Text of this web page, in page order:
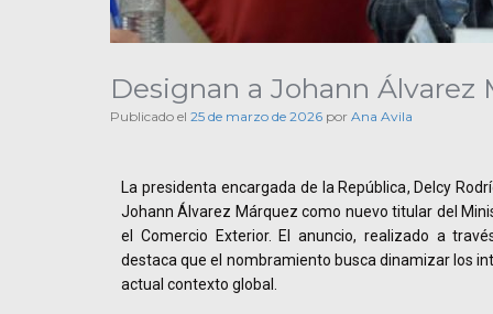
Designan a Johann
Publicado el 25 de marzo de 2026 por Ana Avila
La presidenta encargada de la República, Delcy
Johann Álvarez Márquez como nuevo titular del
el Comercio Exterior. El anuncio, realizado a
destaca que el nombramiento busca dinamizar los
actual contexto global.